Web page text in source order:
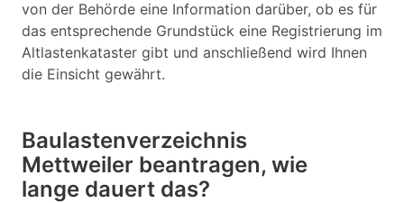
von der Behörde eine Information darüber, ob es für
das entsprechende Grundstück eine Registrierung im
Altlastenkataster gibt und anschließend wird Ihnen
die Einsicht gewährt.
Baulastenverzeichnis
Mettweiler beantragen, wie
lange dauert das?